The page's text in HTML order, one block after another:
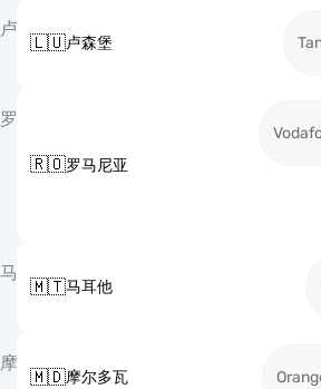
卢
🇱🇺卢森堡
罗
🇷🇴罗马尼亚
马
🇲🇹马耳他
摩
🇲🇩摩尔多瓦